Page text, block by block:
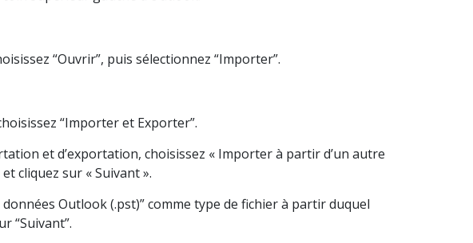
“Ouvrir”, puis sélectionnez “Importer”.
“Importer et Exporter”.
et d’exportation, choisissez « Importer à partir d’un autre
cliquez sur « Suivant ».
données Outlook (.pst)” comme type de fichier à partir duquel
“Suivant”.